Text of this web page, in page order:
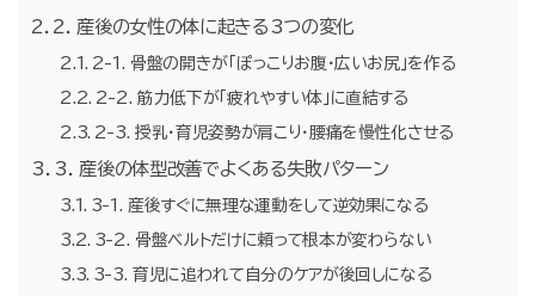
2. 産後の女性の体に起きる3つの変化
2-1. 骨盤の開きが「ぽっこりお腹・広いお尻」を作る
2-2. 筋力低下が「疲れやすい体」に直結する
2-3. 授乳・育児姿勢が肩こり・腰痛を慢性化させる
3. 産後の体型改善でよくある失敗パターン
3-1. 産後すぐに無理な運動をして逆効果になる
3-2. 骨盤ベルトだけに頼って根本が変わらない
3-3. 育児に追われて自分のケアが後回しになる